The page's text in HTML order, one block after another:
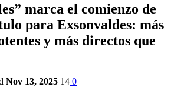
marca el comienzo de
para Exsonvaldes: más
y más directos que
Nov 13, 2025 14 0